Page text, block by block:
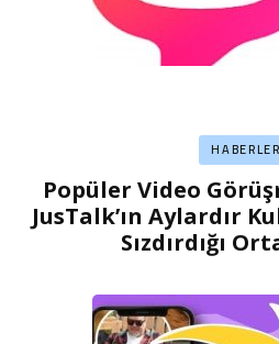
HABERLER
Popüler Video
JusTalk’ın Aylardır
Sızdırdığı